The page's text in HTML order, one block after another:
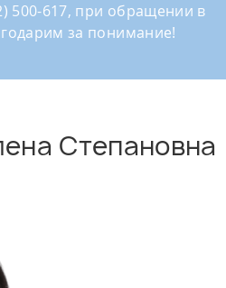
500-617, при обращении в
за понимание!
Степановна